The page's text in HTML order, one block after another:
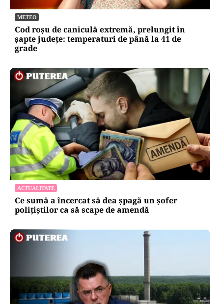
METEO
Cod roșu de caniculă extremă, prelungit în
șapte județe: temperaturi de până la 41 de
grade
ACTUALITATE
Ce sumă a încercat să dea șpagă un șofer
polițiștilor ca să scape de amendă